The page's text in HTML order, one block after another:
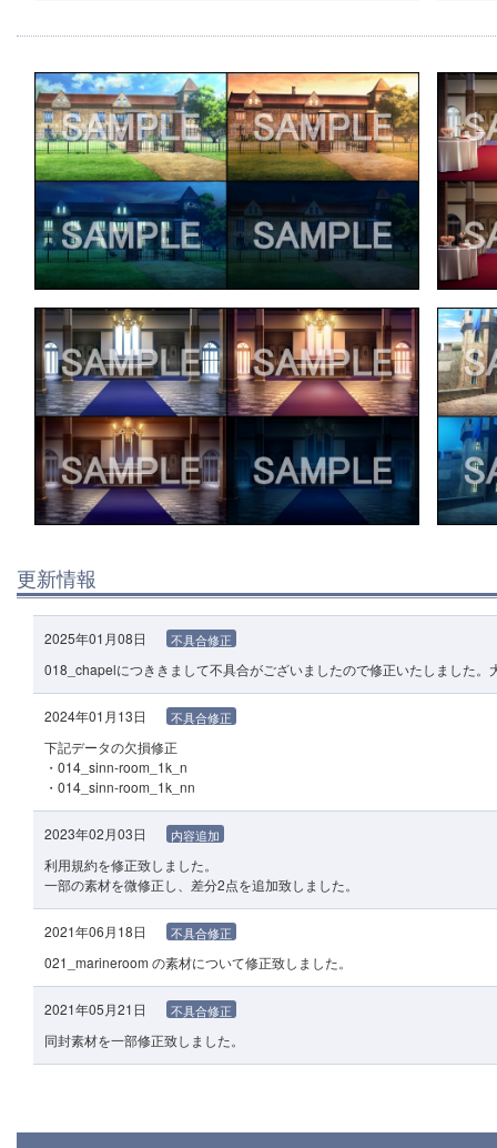
更新情報
2025年01月08日 不具合修正
018_chapelにつききまして不具合がございましたので修正いたしました
2024年01月13日 不具合修正
下記データの欠損修正
・014_sinn-room_1k_n
・014_sinn-room_1k_nn
2023年02月03日 内容追加
利用規約を修正致しました。
一部の素材を微修正し、差分2点を追加致しました。
2021年06月18日 不具合修正
021_marineroom の素材について修正致しました。
2021年05月21日 不具合修正
同封素材を一部修正致しました。